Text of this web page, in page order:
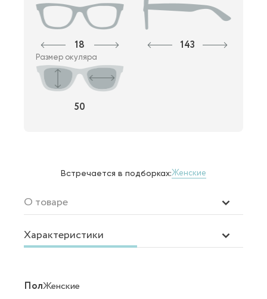
18 143
Размер окуляра
50
Встречается в подборках:Женские
О товаре
Характеристики
ПолЖенские